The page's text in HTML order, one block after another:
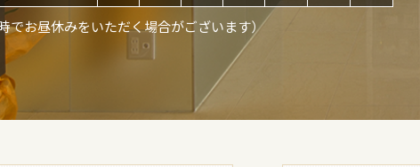
時でお昼休みをいただく場合がございます）